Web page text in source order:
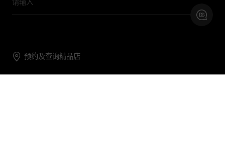
预约及查询精品店